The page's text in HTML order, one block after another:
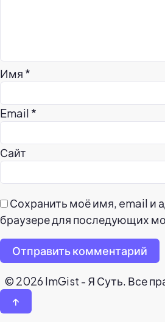
Имя *
Email *
Сайт
Сохранить моё имя, email и
браузере для последующих
Отправить комментарий
© 2026 ImGist - Я Суть. Все
↑